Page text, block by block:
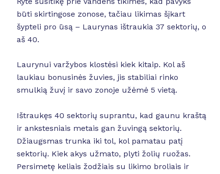
būti skirtingose zonose, tačiau likimas šįkart
šypteli pro ūsą – Laurynas ištraukia 37 sektorių, o
aš 40.
Laurynui varžybos klostėsi kiek kitaip. Kol aš
laukiau bonusinės žuvies, jis stabiliai rinko
smulkią žuvį ir savo zonoje užėmė 5 vietą.
Ištraukęs 40 sektorių suprantu, kad gaunu kraštą
ir ankstesniais metais gan žuvingą sektorių.
Džiaugsmas trunka iki tol, kol pamatau patį
sektorių. Kiek akys užmato, plyti žolių ruožas.
Persimetę keliais žodžiais su likimo broliais ir